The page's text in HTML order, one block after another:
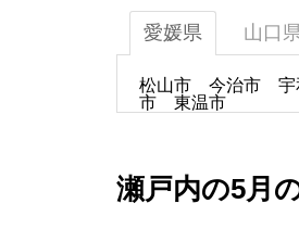
愛媛県 山口
松山市 今治市 宇
市
東温市
瀬戸内の5月